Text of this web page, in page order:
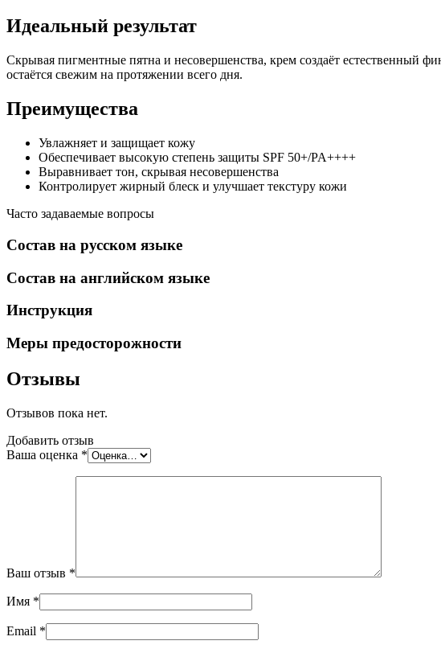
Идеальный результат
Скрывая пигментные пятна и несовершенства, крем создаёт естественный
остаётся свежим на протяжении всего дня.
Преимущества
Увлажняет и защищает кожу
Обеспечивает высокую степень защиты SPF 50+/PA++++
Выравнивает тон, скрывая несовершенства
Контролирует жирный блеск и улучшает текстуру кожи
Часто задаваемые вопросы
Состав на русском языке
Состав на английском языке
Инструкция
Меры предосторожности
Отзывы
Отзывов пока нет.
Добавить отзыв
Ваша оценка *
Ваш отзыв *
Имя *
Email *